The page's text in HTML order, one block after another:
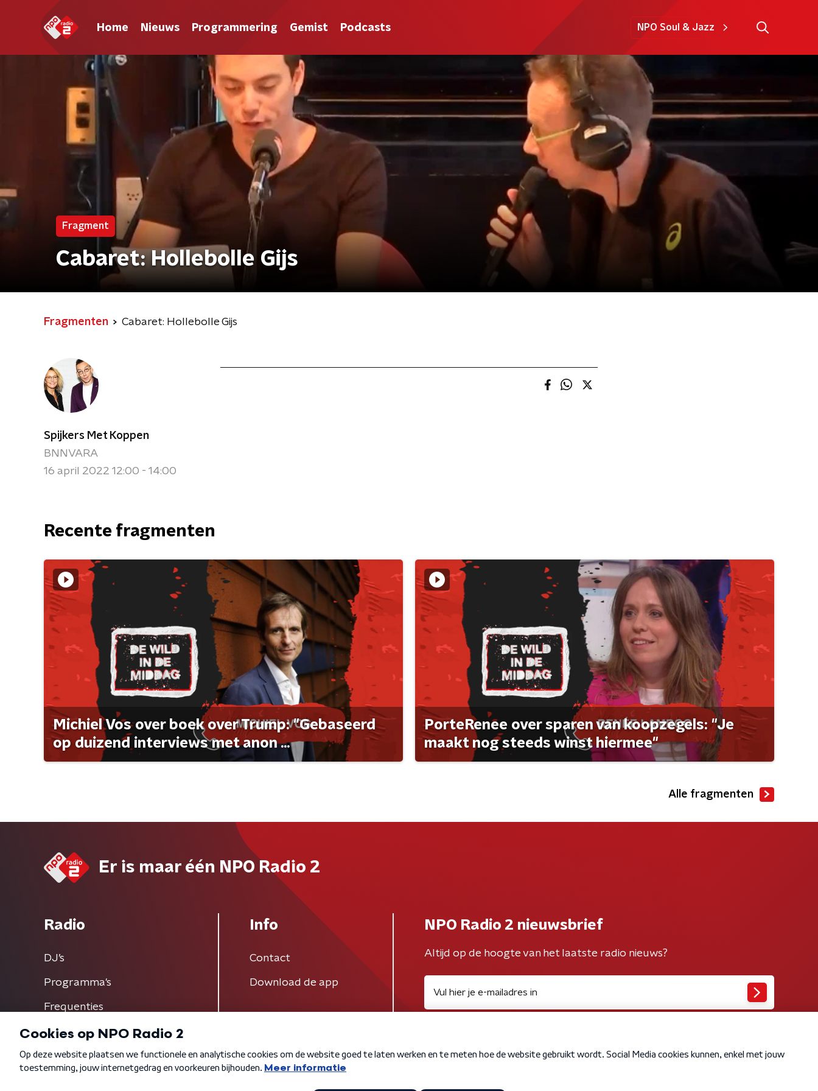
Home Nieuws Programmering Gemist Podcasts NPO Soul & Jazz
Fragment
Cabaret: Hollebolle Gijs
Fragmenten Cabaret: Hollebolle Gijs
Spijkers Met Koppen
BNNVARA
16 april 2022 12:00 - 14:00
Recente fragmenten
Michiel Vos over boek over Trump: "Gebaseerd
op duizend interviews met anon ...
PorteRenee over sparen van koopzegels: "Je
maakt nog steeds winst hiermee"
Alle fragmenten
Er is maar één NPO Radio 2
Radio
DJ’s
Programma's
Frequenties
Info
Contact
Download de app
NPO Radio 2 nieuwsbrief
Altijd op de hoogte van het laatste radio nieuws?
Algemene voorwaarden Privacybeleid